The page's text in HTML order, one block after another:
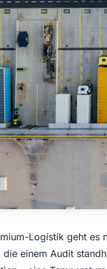
Logistik geht es
die einem Audit